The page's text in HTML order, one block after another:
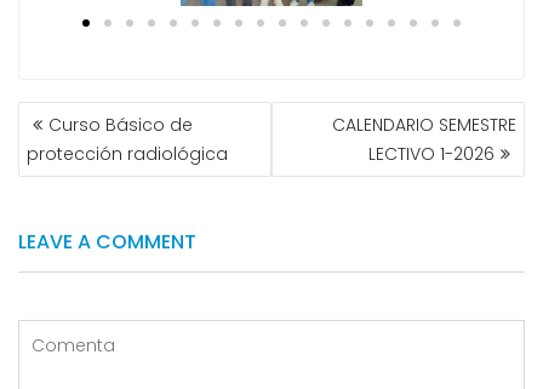
Curso Básico de
protección radiológica
CALENDARIO SEMESTRE
LECTIVO 1-2026
LEAVE A COMMENT